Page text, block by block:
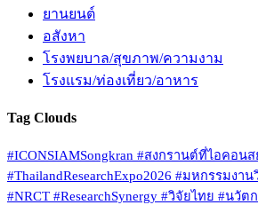
ยานยนต์
อสังหา
โรงพยบาล/สุขภาพ/ความงาม
โรงแรม/ท่องเที่ยว/อาหาร
Tag Clouds
#ICONSIAMSongkran #สงกรานต์ที่ไอคอน
#ThailandResearchExpo2026 #มหกรรมงา
#NRCT #ResearchSynergy #วิจัยไทย #นวัต